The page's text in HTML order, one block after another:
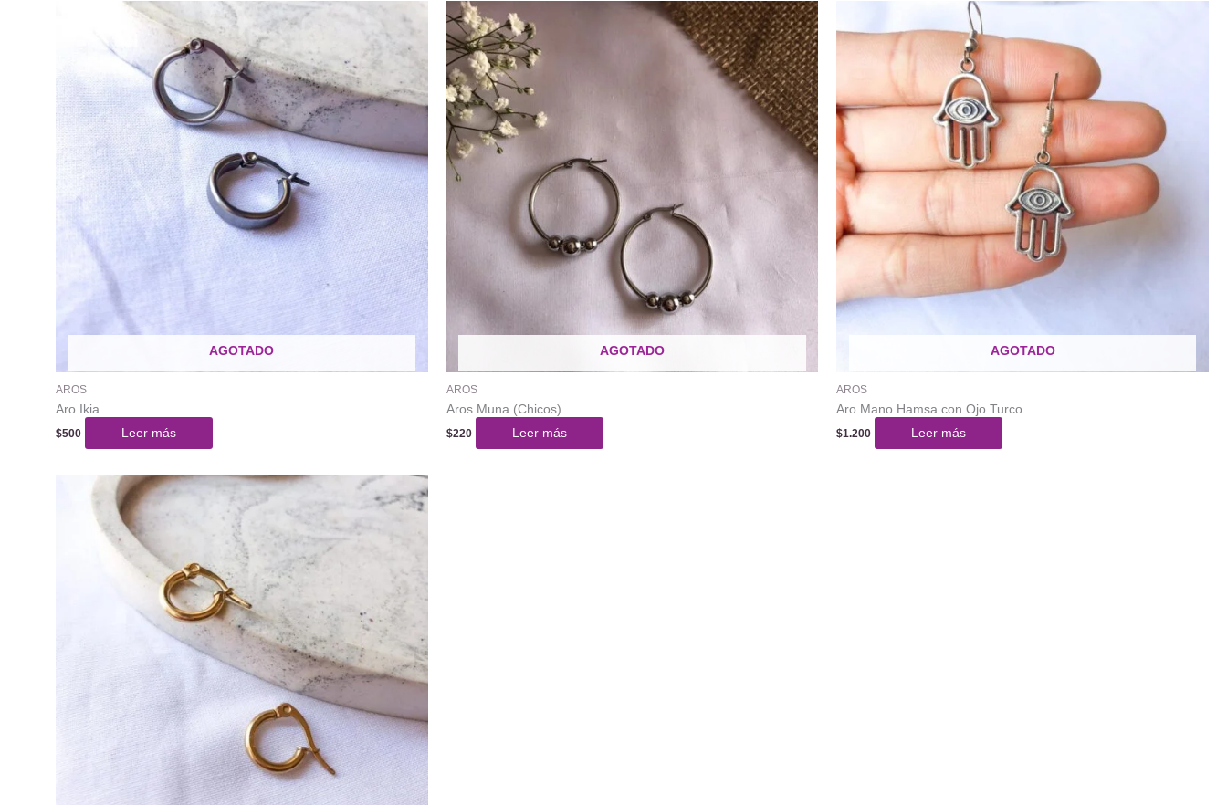
AGOTADO
AROS
Aro Ikia
$500 Leer más
AGOTADO
AROS
Aros Muna (Chicos)
$220 Leer más
AGOTADO
AROS
Aro Mano Hamsa con Ojo Turco
$1.200 Leer más